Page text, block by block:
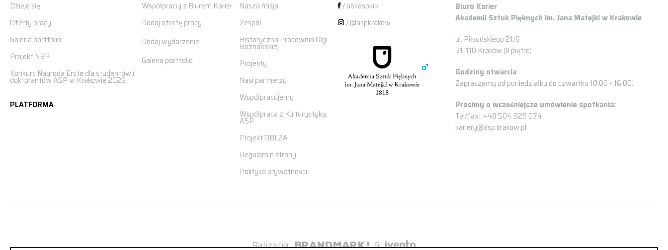
Dzieje się
Oferty pracy
Galeria portfolio
Projekt NBP
Konkurs Nagroda Erste dla studentów i
doktorantów ASP w Krakowie 2026
PLATFORMA
Współpracuj z Biurem Karier
Dodaj ofertę pracy
Dodaj wydarzenie
Galeria portfolio
Nasza misja
Zespół
Historyczna Pracownia Olgi
Boznańskiej
Projekty
Nasi partnerzy
Współpracujemy
Współpraca z Kulturystyką
ASP
Projekt OBLZA
Regulamin strony
Polityka prywatności
/ abkaspkrk
/ @aspkrakow
Biuro Karier
Akademii Sztuk Pięknych im. Jana Matejki w Krakowie
ul. Piłsudskiego 21/8
31-110 Kraków (II piętro)
Godziny otwarcia
Zapraszamy od poniedziałku do czwartku 10:00 - 16:00.
Prosimy o wcześniejsze umówienie spotkania:
Tel/fax.: +48 504 929 074
kariery@asp.krakow.pl
Ralizacja: &